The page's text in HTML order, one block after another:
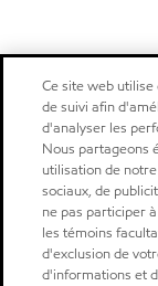
Ce site web
de suivi afin
d'analyser les
Nous partageons
utilisation de
sociaux, de
ne pas participer
les témoins
d'exclusion de
d'informations et